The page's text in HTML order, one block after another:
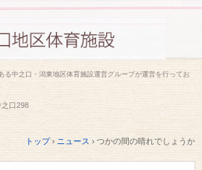
る中之口・潟東地区体育施設運営グループが運営を行ってお
口298
トップ › ニュース › つかの間の晴れでしょうか